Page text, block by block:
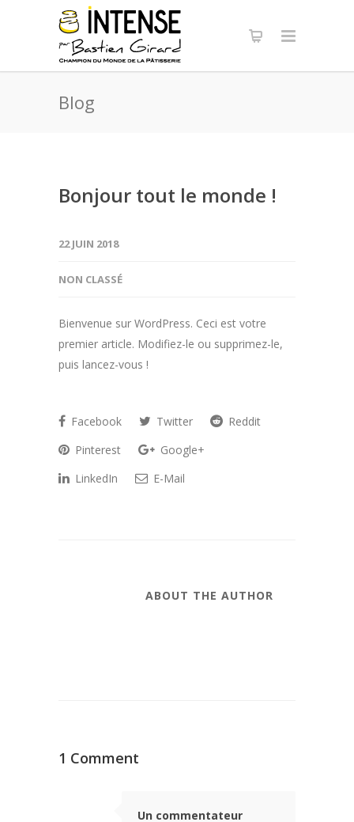
Panneau de gestion des cookies
Blog
Bonjour tout le monde !
22 JUIN 2018
NON CLASSÉ
Bienvenue sur WordPress. Ceci est votre
premier article. Modifiez-le ou supprimez-le,
puis lancez-vous !
Facebook Twitter
Reddit
Pinterest
Google+
LinkedIn
E-Mail
ABOUT THE AUTHOR
1 Comment
Un commentateur